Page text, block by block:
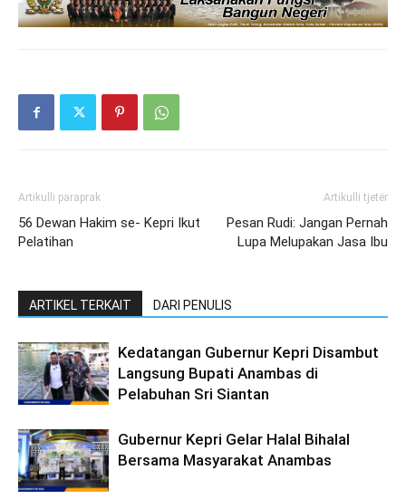
Artikulli paraprak
56 Dewan Hakim se- Kepri Ikut
Pelatihan
Artikulli tjetër
Pesan Rudi: Jangan Pernah
Lupa Melupakan Jasa Ibu
ARTIKEL TERKAIT DARI PENULIS
Kedatangan Gubernur Kepri Disambut
Langsung Bupati Anambas di
Pelabuhan Sri Siantan
Gubernur Kepri Gelar Halal Bihalal
Bersama Masyarakat Anambas